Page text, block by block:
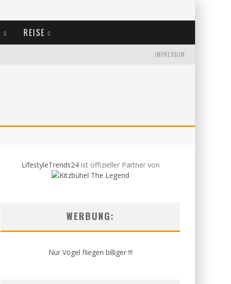
REISE
IMPRESSUM
LifestyleTrends24ist offizieller Partner von
WERBUNG:
Nur Vögel fliegen billiger !!!